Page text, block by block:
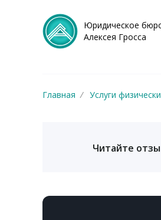
Юридическое
Алексея Гросса
Главная / Услуги
Читайте